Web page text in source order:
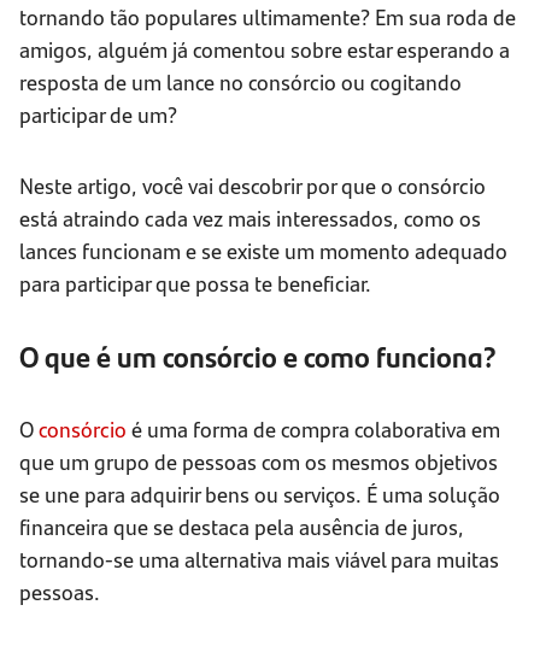
tornando tão populares ultimamente? Em sua roda de
amigos, alguém já comentou sobre estar esperando a
resposta de um lance no consórcio ou cogitando
participar de um?
Neste artigo, você vai descobrir por que o consórcio
está atraindo cada vez mais interessados, como os
lances funcionam e se existe um momento adequado
para participar que possa te beneficiar.
O que é um consórcio e como funciona?
Oconsórcio é uma forma de compra colaborativa em
que um grupo de pessoas com os mesmos objetivos
se une para adquirir bens ou serviços. É uma solução
financeira que se destaca pela ausência de juros,
tornando-se uma alternativa mais viável para muitas
pessoas.